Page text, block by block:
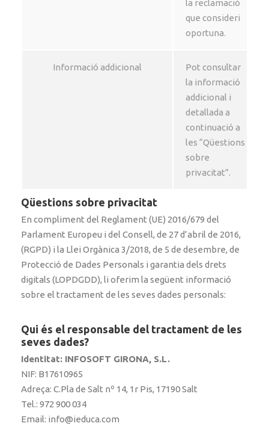
la reclamació
que consideri
oportuna.
Informació addicional
Pot consultar
la informació
addicional i
detallada a
continuació a
les “Qüestions
sobre
privacitat”.
Qüestions sobre privacitat
En compliment del Reglament (UE) 2016/679 del
Parlament Europeu i del Consell, de 27 d’abril de 2016,
(RGPD) i la Llei Orgànica 3/2018, de 5 de desembre, de
Protecció de Dades Personals i garantia dels drets
digitals (LOPDGDD), li oferim la següent informació
sobre el tractament de les seves dades personals:
Qui és el responsable del tractament de les
seves dades?
Identitat: INFOSOFT GIRONA, S.L.
NIF: B17610965
Adreça: C.Pla de Salt nº 14, 1r Pis, 17190 Salt
Tel.: 972 900 034
Email: info@ieduca.com